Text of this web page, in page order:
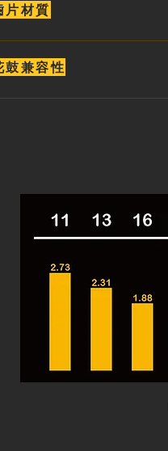
片材質
鼓兼容性